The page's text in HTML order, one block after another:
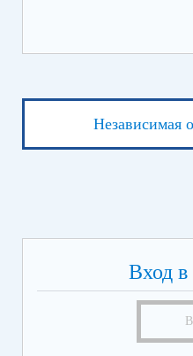
Независимая
Вход в